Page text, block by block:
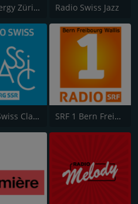
NRJ Energy Zürich Radio Swiss Jazz
Radio Swiss Classic SRF 1 Bern Freibourg Wallis